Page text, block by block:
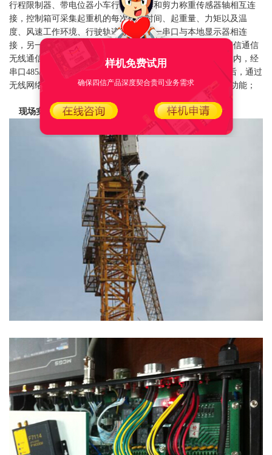
行程限制器、带电位器小车行程限制器和剪力称重传感器轴相互连
接，控制箱可采集起重机的每次作业时间、起重量、力矩以及温
度、风速工作环境、行驶轨迹等参数，一串口与本地显示器相连
接，另一串口与串口联网设备相连接；串口联网设备(采用四信通信
无线通信设备F7114 GPS
DTU)，设置在塔式起重机的司机室内，经
串口485/232与控制箱相互连接，F7114收到监测终端的信息后，通过
无线网络将数据传输至远程监控中心，从而实现远程监测的功能；
现场实际应用图：
样机免费试用
确保四信产品深度契合贵司业务需求